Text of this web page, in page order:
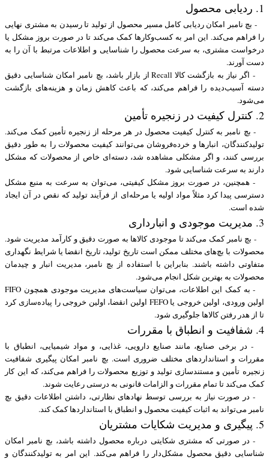
1. ردیابی محصول
- بچ نامبر امکان ردیابی کامل مسیر محصول از تولید تا رسیدن به مشتری نهایی
را فراهم می‌کند. این امر به کسب‌وکارها کمک می‌کند تا در صورت بروز مشکل یا
درخواست مشتری، به سرعت محصول را شناسایی و اطلاعات مرتبط با آن را به
دست آورند.
- اگر نیاز به بازگشت کالا Recall از بازار باشد، بچ نامبر امکان شناسایی دقیق
دسته آسیب‌دیده را فراهم می‌کند، که باعث کاهش زمان و هزینه‌های بازگشت
می‌شود.
2. کنترل کیفیت در زنجیره تأمین
- بچ نامبر به کنترل کیفیت محصول در هر مرحله از زنجیره تأمین کمک می‌کند.
تولیدکنندگان، انبارها و خرده‌فروشان می‌توانند کیفیت محصولات را به طور دقیق
بررسی کنند، و اگر مشکلی مشاهده شد، دسته‌ای خاص از محصولات که مشکل
دارند به سرعت شناسایی شود.
- همچنین، در صورت بروز مشکل کیفیتی، می‌توان به سرعت به منبع مشکل
دسترسی پیدا کرد مثلاً مواد اولیه یا مرحله‌ای از فرآیند تولید که نقص در آن ایجاد
شده است.
3. مدیریت موجودی و انبارداری
- بچ نامبر کمک می‌کند تا موجودی کالاها به صورت دقیق و کارآمد مدیریت شود.
محصولات با بچ‌های مختلف ممکن است تاریخ تولید، تاریخ انقضا یا شرایط نگهداری
متفاوتی داشته باشند. بنابراین با استفاده از بچ نامبر، مدیریت انبار و چیدمان
محصولات به بهترین شکل انجام می‌شود.
- به کمک این اطلاعات، می‌توان سیاست‌های مدیریت موجودی همچون FIFO
اولین ورودی، اولین خروجی یا FEFO اولین انقضا، اولین خروجی را پیاده‌سازی کرد
تا از هدر رفتن کالاها جلوگیری شود.
4. شفافیت و انطباق با مقررات
- در برخی صنایع، مانند صنایع دارویی، غذایی، و مواد شیمیایی، انطباق با
مقررات و استانداردهای مختلف ضروری است. بچ نامبر امکان پیگیری شفافیت
زنجیره تأمین و مستندسازی تولید و توزیع محصولات را فراهم می‌کند، که این کار
کمک می‌کند تا تمام مقررات و الزامات قانونی به درستی رعایت شوند.
- در صورت نیاز به بررسی توسط نهادهای نظارتی، داشتن اطلاعات دقیق بچ
نامبر می‌تواند به اثبات کیفیت محصول و انطباق با استانداردها کمک کند.
5. پیگیری و مدیریت شکایات مشتریان
- در صورتی که مشتری شکایتی درباره محصول داشته باشد، بچ نامبر امکان
شناسایی دقیق محصول مشکل‌دار را فراهم می‌کند. این امر به تولیدکنندگان و